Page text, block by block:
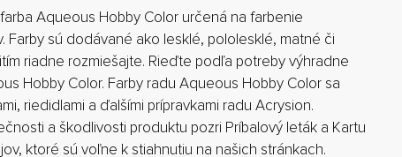
Aqueous Hobby Color určená na farbenie
Farby sú dodávané ako lesklé, pololesklé, matné či
riadne rozmiešajte. Rieďte podľa potreby výhradne
Hobby Color. Farby radu Aqueous Hobby Color sa
riedidlami a ďalšími prípravkami radu Acrysion.
a škodlivosti produktu pozri Príbalový leták a Kartu
ktoré sú voľne k stiahnutiu na našich stránkach.